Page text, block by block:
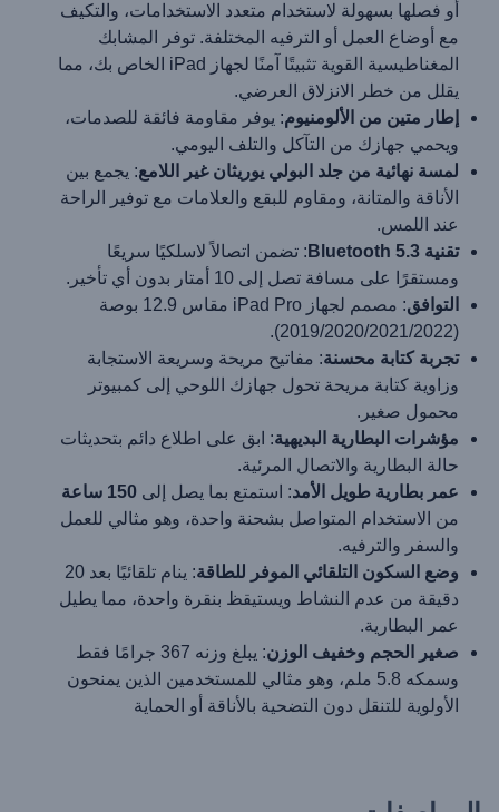
أو فصلها بسهولة لاستخدام متعدد الاستخدامات، والتكيف
مع أوضاع العمل أو الترفيه المختلفة. توفر المشابك
المغناطيسية القوية تثبيتًا آمنًا لجهاز iPad الخاص بك، مما
يقلل من خطر الانزلاق العرضي.
إطار متين من الألومنيوم: يوفر مقاومة فائقة للصدمات،
ويحمي جهازك من التآكل والتلف اليومي.
لمسة نهائية من جلد البولي يوريثان غير اللامع: يجمع بين
الأناقة والمتانة، ومقاوم للبقع والعلامات مع توفير الراحة
عند اللمس.
تقنية Bluetooth 5.3
: تضمن اتصالاً لاسلكيًا سريعًا
ومستقرًا على مسافة تصل إلى 10 أمتار بدون أي تأخير.
التوافق
: مصمم لجهاز iPad Pro مقاس 12.9 بوصة
(2019/2020/2021/2022).
تجربة كتابة محسنة: مفاتيح مريحة وسريعة الاستجابة
وزاوية كتابة مريحة تحول جهازك اللوحي إلى كمبيوتر
محمول صغير.
مؤشرات البطارية البديهية: ابق على اطلاع دائم بتحديثات
حالة البطارية والاتصال المرئية.
عمر بطارية طويل الأمد: استمتع بما يصل إلى 150 ساعة
من الاستخدام المتواصل بشحنة واحدة، وهو مثالي للعمل
والسفر والترفيه.
وضع السكون التلقائي الموفر للطاقة
: ينام تلقائيًا بعد 20
دقيقة من عدم النشاط ويستيقظ بنقرة واحدة، مما يطيل
عمر البطارية.
صغير الحجم وخفيف الوزن
: يبلغ وزنه 367 جرامًا فقط
وسمكه 5.8 ملم، وهو مثالي للمستخدمين الذين يمنحون
الأولوية للتنقل دون التضحية بالأناقة أو الحماية